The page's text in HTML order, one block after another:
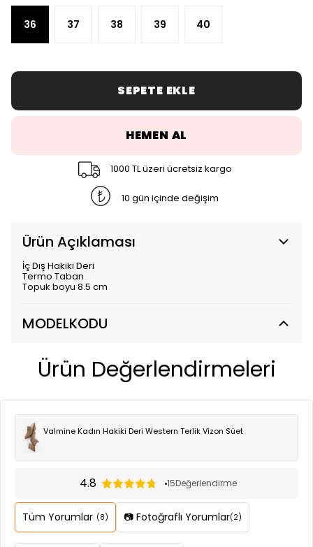
36 37 38 39 40
SEPETE EKLE
HEMEN AL
1000 TL üzeri ücretsiz kargo
10 gün içinde değişim
Ürün Açıklaması
İç Dış Hakiki Deri
Termo Taban
Topuk boyu 8.5 cm
MODELKODU
Ürün Değerlendirmeleri
Valmine Kadın Hakiki Deri Western Terlik Vizon Süet
4.8 15Değerlendirme
Tüm Yorumlar (8) 📷 Fotoğraflı Yorumlar(2)